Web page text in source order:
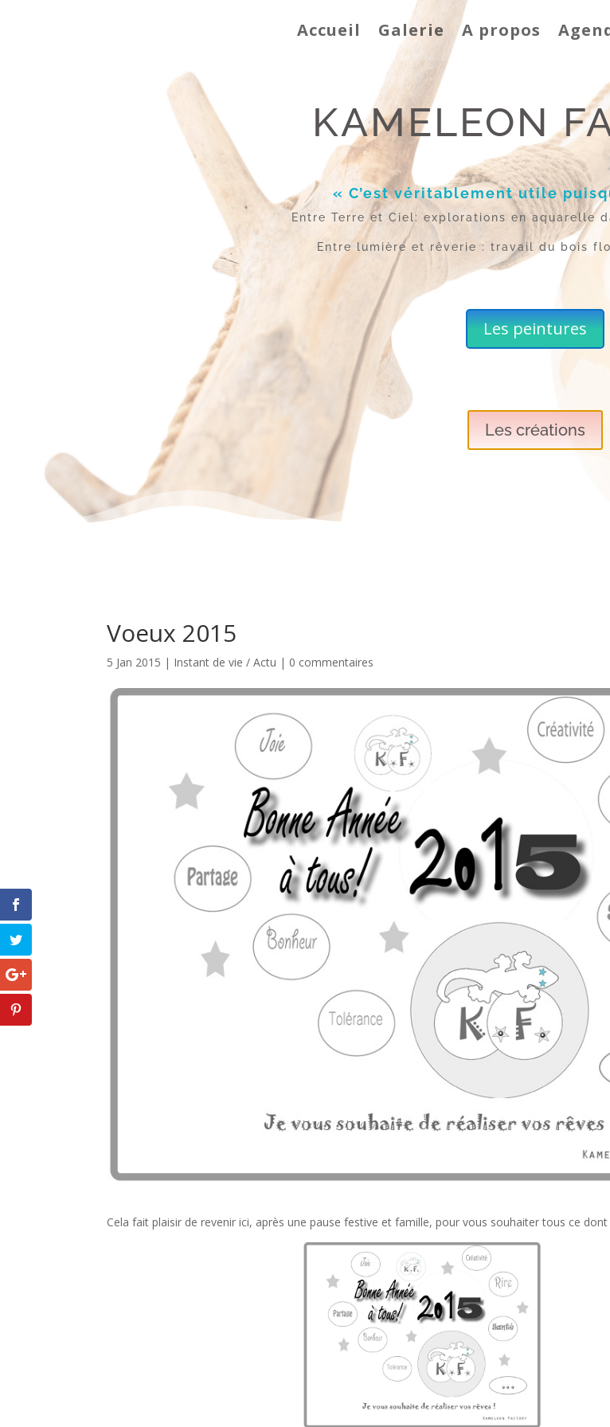
Accueil Galerie A propos
KAMELEON
« C’est véritablement utile
Entre Terre et Ciel: explorations en aquarelle
Entre lumière et rêverie : travail du bois
Les peintures
Les créations
Voeux 2015
5 Jan 2015 | Instant de vie / Actu | 0 commentaires
Cela fait plaisir de revenir ici, après une pause festive et famille, pour vous souhaiter tous ce dont